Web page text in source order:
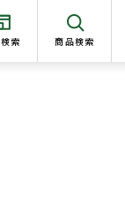
索 商品検索